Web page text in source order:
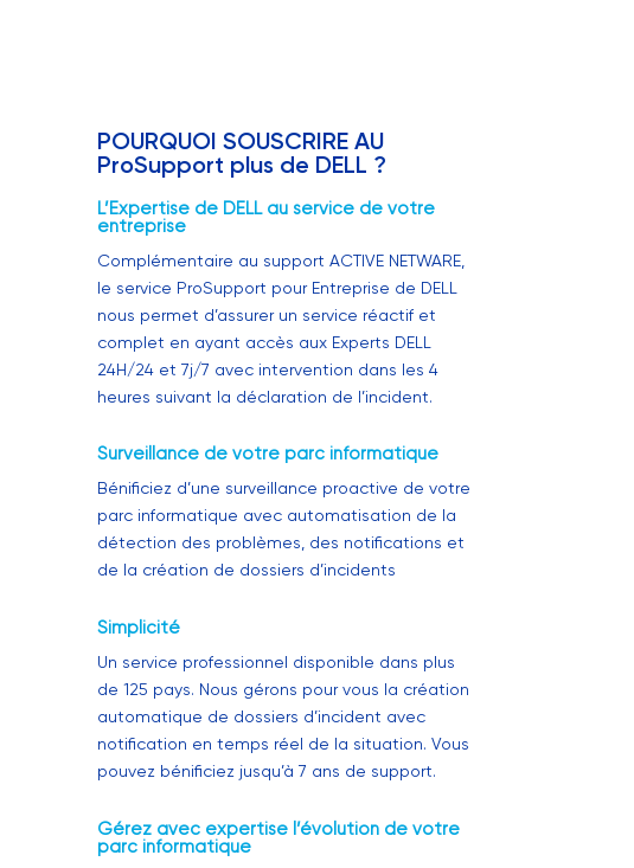
POURQUOI SOUSCRIRE AU
ProSupport plus de DELL ?
L’Expertise de DELL au service de votre
entreprise
Complémentaire au support ACTIVE NETWARE,
le service ProSupport pour Entreprise de DELL
nous permet d’assurer un service réactif et
complet en ayant accès aux Experts DELL
24H/24 et 7j/7 avec intervention dans les 4
heures suivant la déclaration de l’incident.
Surveillance de votre parc informatique
Bénificiez d’une surveillance proactive de votre
parc informatique avec automatisation de la
détection des problèmes, des notifications et
de la création de dossiers d’incidents
Simplicité
Un service professionnel disponible dans plus
de 125 pays. Nous gérons pour vous la création
automatique de dossiers d’incident avec
notification en temps réel de la situation. Vous
pouvez bénificiez jusqu’à 7 ans de support.
Gérez avec expertise l’évolution de votre
parc informatique